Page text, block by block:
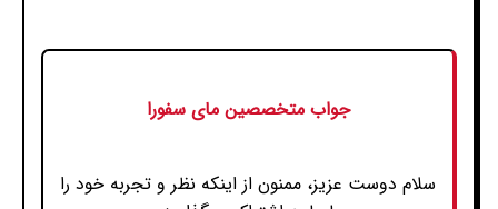
جواب متخصصین مای سفورا
سلام دوست عزیز، ممنون از اینکه نظر و تجربه خود را